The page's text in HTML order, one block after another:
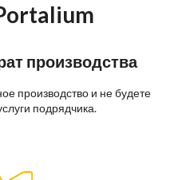
производства
производство и не будете
подрядчика.